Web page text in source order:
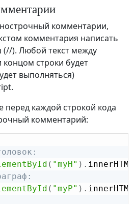
комментарии,
комментария написать
). Любой текст между
строки будет
выполняться)
каждой строкой кода
комментарий:
( "myH" ) .
( "myP" ) .